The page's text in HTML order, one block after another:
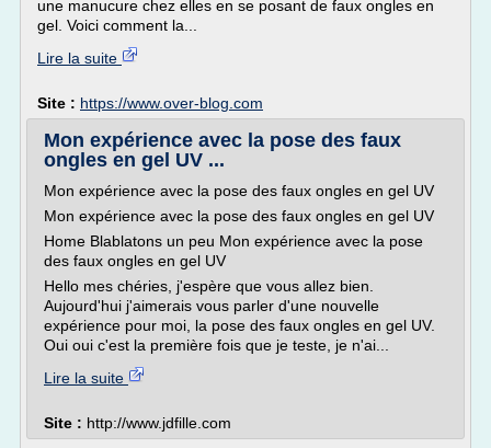
une manucure chez elles en se posant de faux ongles en
gel. Voici comment la...
Lire la suite
Site : https://www.over-blog.com
Mon expérience avec la pose des faux
ongles en gel UV ...
Mon expérience avec la pose des faux ongles en gel UV
Mon expérience avec la pose des faux ongles en gel UV
Home Blablatons un peu Mon expérience avec la pose
des faux ongles en gel UV
Hello mes chéries, j'espère que vous allez bien.
Aujourd'hui j'aimerais vous parler d'une nouvelle
expérience pour moi, la pose des faux ongles en gel UV.
Oui oui c'est la première fois que je teste, je n'ai...
Lire la suite
Site : http://www.jdfille.com